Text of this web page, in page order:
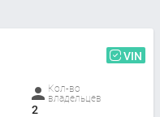
VIN
Кол-во
владельцев
2